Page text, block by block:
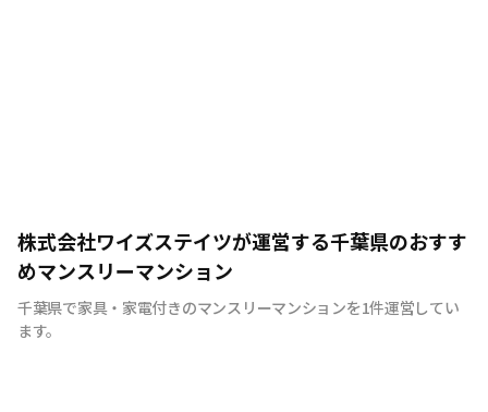
株式会社ワイズステイツが運営する千葉県のおすす
めマンスリーマンション
千葉県で家具・家電付きのマンスリーマンションを1件運営してい
ます。